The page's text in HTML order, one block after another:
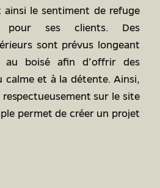
ainsi le sentiment de refuge
ses clients. Des
sont prévus longeant
au boisé afin d’offrir des
calme et à la détente. Ainsi,
respectueusement sur le site
permet de créer un projet